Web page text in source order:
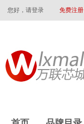
您好，请登录 免费注册